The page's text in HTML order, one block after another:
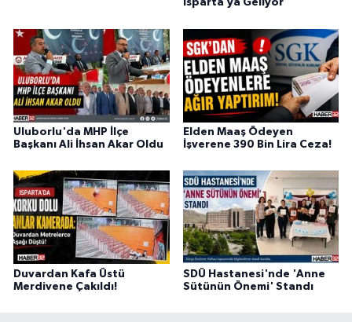
Isparta’ya Geliyor
Uluborlu'da MHP İlçe
Başkanı Ali İhsan Akar Oldu
Elden Maaş Ödeyen
İşverene 390 Bin Lira Ceza!
Duvardan Kafa Üstü
Merdivene Çakıldı!
SDÜ Hastanesi'nde 'Anne
Sütünün Önemi' Standı